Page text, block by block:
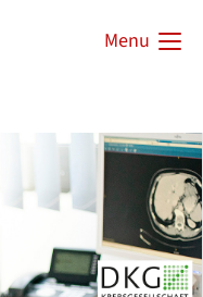
Menu
Vorwärts